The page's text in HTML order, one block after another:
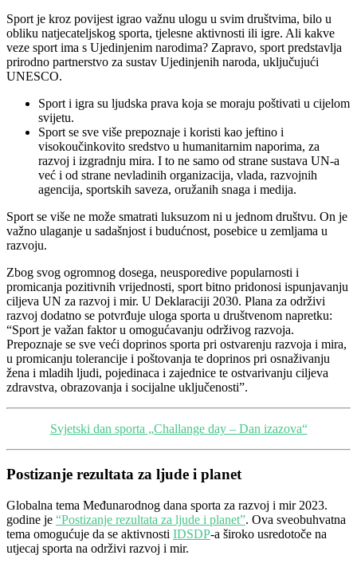
Sport je kroz povijest igrao važnu ulogu u svim društvima, bilo u
obliku natjecateljskog sporta, tjelesne aktivnosti ili igre. Ali kakve
veze sport ima s Ujedinjenim narodima? Zapravo, sport predstavlja
prirodno partnerstvo za sustav Ujedinjenih naroda, uključujući
UNESCO.
Sport i igra su ljudska prava koja se moraju poštivati u cijelom
svijetu.
Sport se sve više prepoznaje i koristi kao jeftino i
visokoučinkovito sredstvo u humanitarnim naporima, za
razvoj i izgradnju mira. I to ne samo od strane sustava UN-a
već i od strane nevladinih organizacija, vlada, razvojnih
agencija, sportskih saveza, oružanih snaga i medija.
Sport se više ne može smatrati luksuzom ni u jednom društvu. On je
važno ulaganje u sadašnjost i budućnost, posebice u zemljama u
razvoju.
Zbog svog ogromnog dosega, neusporedive popularnosti i
promicanja pozitivnih vrijednosti, sport bitno pridonosi ispunjavanju
ciljeva UN za razvoj i mir. U Deklaraciji 2030. Plana za održivi
razvoj dodatno se potvrđuje uloga sporta u društvenom napretku:
“Sport je važan faktor u omogućavanju održivog razvoja.
Prepoznaje se sve veći doprinos sporta pri ostvarenju razvoja i mira,
u promicanju tolerancije i poštovanja te doprinos pri osnaživanju
žena i mladih ljudi, pojedinaca i zajednice te ostvarivanju ciljeva
zdravstva, obrazovanja i socijalne uključenosti”.
Svjetski dan sporta „Challange day – Dan izazova“
Postizanje rezultata za ljude i planet
Globalna tema Međunarodnog dana sporta za razvoj i mir 2023.
godine je “Postizanje rezultata za ljude i planet”. Ova sveobuhvatna
tema omogućuje da se aktivnosti IDSDP-a široko usredotoče na
utjecaj sporta na održivi razvoj i mir.